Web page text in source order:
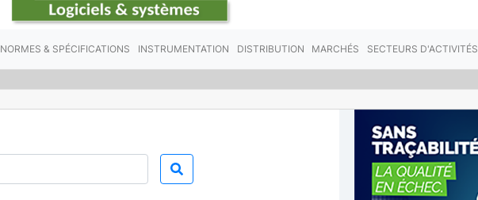
NORMES & SPÉCIFICATIONS INSTRUMENTATION DISTRIBUTION MARCHÉS SECTEURS D'ACTIVITÉS